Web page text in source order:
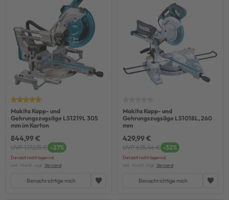
Makita Kapp- und
Gehrungszugsäge LS1219L 305
mm im Karton
844,99 €
UVP 1.172,15 € -27%
Derzeit nicht lagernd
inkl. MwSt. zzgl. Versand
Benachrichtige mich
Makita Kapp- und
Gehrungszugsäge LS1018L, 260
mm
429,99 €
UVP 635,46 € -32%
Derzeit nicht lagernd
inkl. MwSt. zzgl. Versand
Benachrichtige mich